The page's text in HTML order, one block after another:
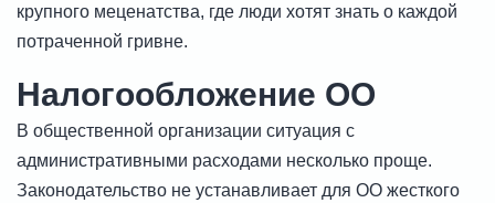
крупного меценатства, где люди хотят знать о каждой
потраченной гривне.
Налогообложение ОО
В общественной организации ситуация с
административными расходами несколько проще.
Законодательство не устанавливает для ОО жесткого